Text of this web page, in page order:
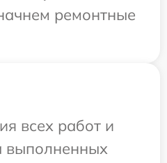
ремонтные
всех работ и
выполненных